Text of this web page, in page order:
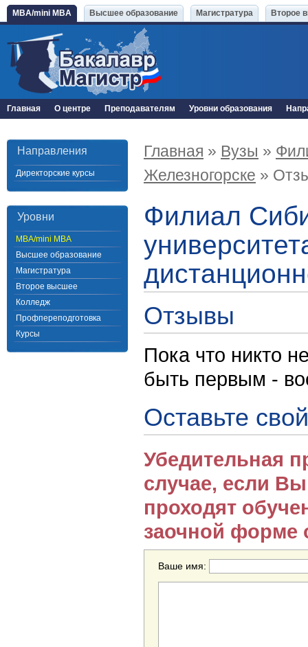
MBA/mini MBA Высшее образование Магистратура Второе
Главная О центре Преподавателям Уровни образования
Направления
Директорские курсы
Уровни
MBA/mini MBA
Высшее образование
Магистратура
Второе высшее
Колледж
Профпереподготовка
Курсы
Главная » Вузы »
Железногорске »
Филиал
Отзывы
Пока что никто
быть первым -
Оставьте
Убедительная
случае, если
проходят
заочной форме
Ваше имя: